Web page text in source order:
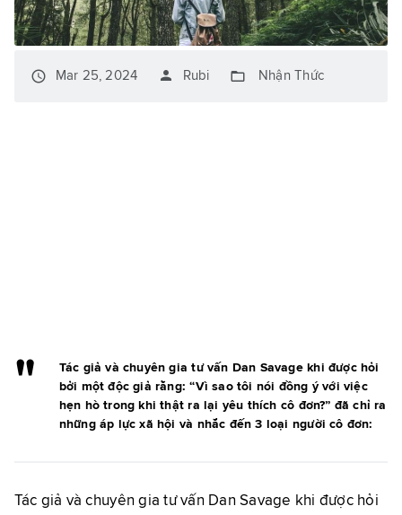
access_time Mar 25, 2024 person Rubi folder_open Nhận Thức
Tác giả và chuyên gia tư vấn Dan Savage khi được hỏi
bởi một độc giả rằng: “Vì sao tôi nói đồng ý với việc
hẹn hò trong khi thật ra lại yêu thích cô đơn?” đã chỉ ra
những áp lực xã hội và nhắc đến 3 loại người cô đơn:
Tác giả và chuyên gia tư vấn Dan Savage khi được hỏi